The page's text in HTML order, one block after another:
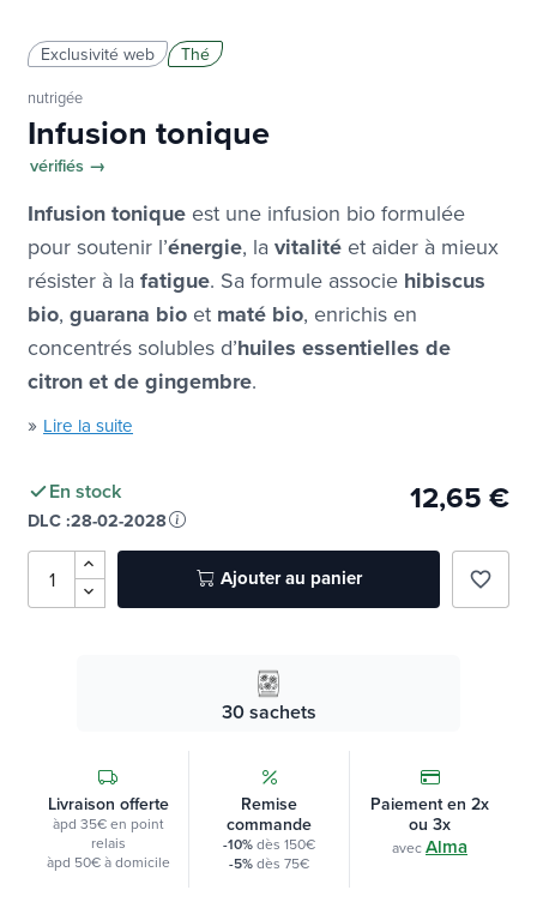
Exclusivité web Thé
nutrigée
Infusion tonique
vérifiés →
Infusion tonique est une infusion bio formulée
pour soutenir l’énergie, la vitalité et aider à mieux
résister à la fatigue. Sa formule associe hibiscus
bio, guarana bio et maté bio, enrichis en
concentrés solubles d’huiles essentielles de
citron et de gingembre.
» Lire la suite
En stock
DLC :28-02-2028
12,65 €
Ajouter au panier favorite_border
30 sachets
Livraison offerte
àpd 35€ en point
relais
àpd 50€ à domicile
Remise
commande
-10%dès 150€
-5%dès 75€
Paiement en 2x
ou 3x
avec Alma